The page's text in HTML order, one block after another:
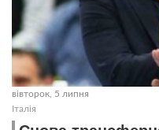
вівторок, 5 липня
Італія